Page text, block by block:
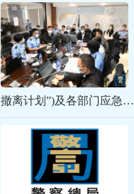
撤离计划”)及各部门应急…